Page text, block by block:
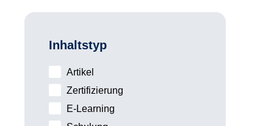
Inhaltstyp
Artikel
Zertifizierung
E-Learning